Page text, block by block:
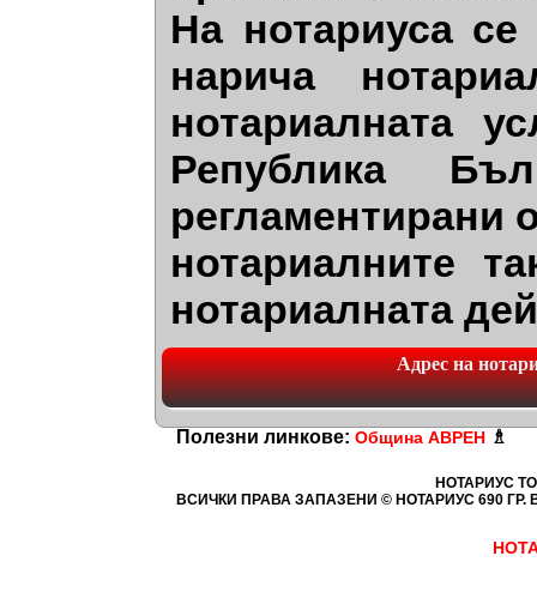
На нотариуса
нарича
нотариалната
Република
регламентирани
нотариалните
нотариалната
Адрес на
Полезни линкове: Община АВРЕН ♗
НОТАРИУС
ВСИЧКИ ПРАВА ЗАПАЗЕНИ © НОТАРИУС 690 ГР.